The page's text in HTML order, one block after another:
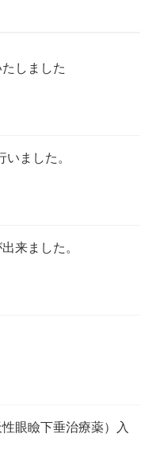
しました
ました。
来ました。
眼瞼下垂治療薬）入